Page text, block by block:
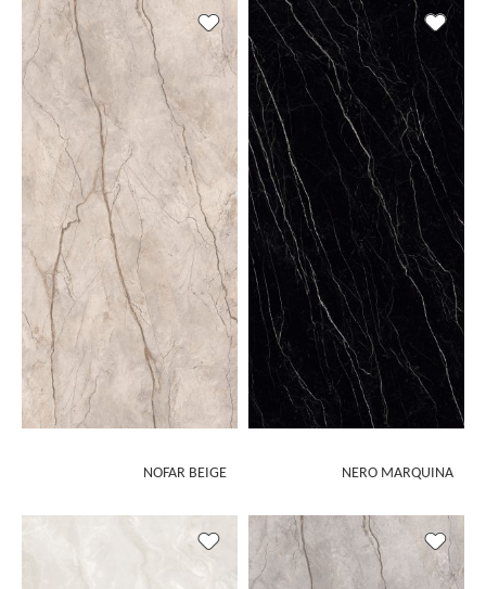
NERO MARQUINA
NOFAR BEIGE